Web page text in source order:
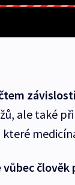
ale také